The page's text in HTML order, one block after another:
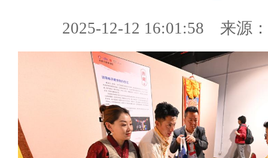
2025-12-12 16:01:58 来源